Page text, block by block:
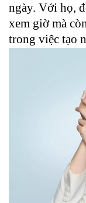
ngày. Với họ,
xem giờ mà
trong việc tạo